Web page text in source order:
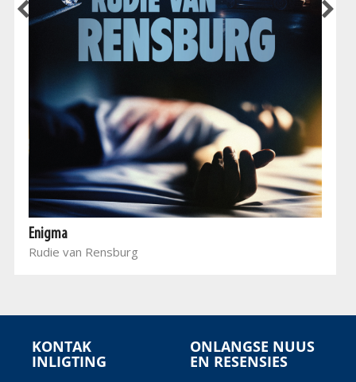
Enigma
Rudie van Rensburg
KONTAK
INLIGTING
ONLANGSE NUUS
EN RESENSIES